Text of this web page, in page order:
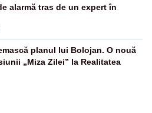
alarmă tras de un expert în
planul lui Bolojan. O nouă
„Miza Zilei” la Realitatea